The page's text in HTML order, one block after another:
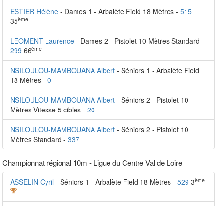
ESTIER Hélène - Dames 1 - Arbalète Field 18 Mètres - 515
35ème
LEOMENT Laurence - Dames 2 - Pistolet 10 Mètres Standard -
299 66ème
NSILOULOU-MAMBOUANA Albert - Séniors 1 - Arbalète Field
18 Mètres - 0
NSILOULOU-MAMBOUANA Albert - Séniors 2 - Pistolet 10
Mètres Vitesse 5 cibles - 20
NSILOULOU-MAMBOUANA Albert - Séniors 2 - Pistolet 10
Mètres Standard - 337
Championnat régional 10m - Ligue du Centre Val de Loire
ASSELIN Cyril - Séniors 1 - Arbalète Field 18 Mètres - 529 3ème